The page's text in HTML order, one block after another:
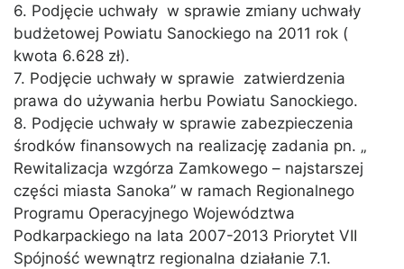
6. Podjęcie uchwały w sprawie zmiany uchwały
budżetowej Powiatu Sanockiego na 2011 rok (
kwota 6.628 zł).
7. Podjęcie uchwały w sprawie zatwierdzenia
prawa do używania herbu Powiatu Sanockiego.
8. Podjęcie uchwały w sprawie zabezpieczenia
środków finansowych na realizację zadania pn. „
Rewitalizacja wzgórza Zamkowego – najstarszej
części miasta Sanoka” w ramach Regionalnego
Programu Operacyjnego Województwa
Podkarpackiego na lata 2007-2013 Priorytet VII
Spójność wewnątrz regionalna działanie 7.1.